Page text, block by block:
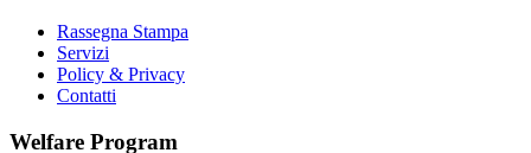
Rassegna Stampa
Servizi
Policy & Privacy
Contatti
Welfare Program